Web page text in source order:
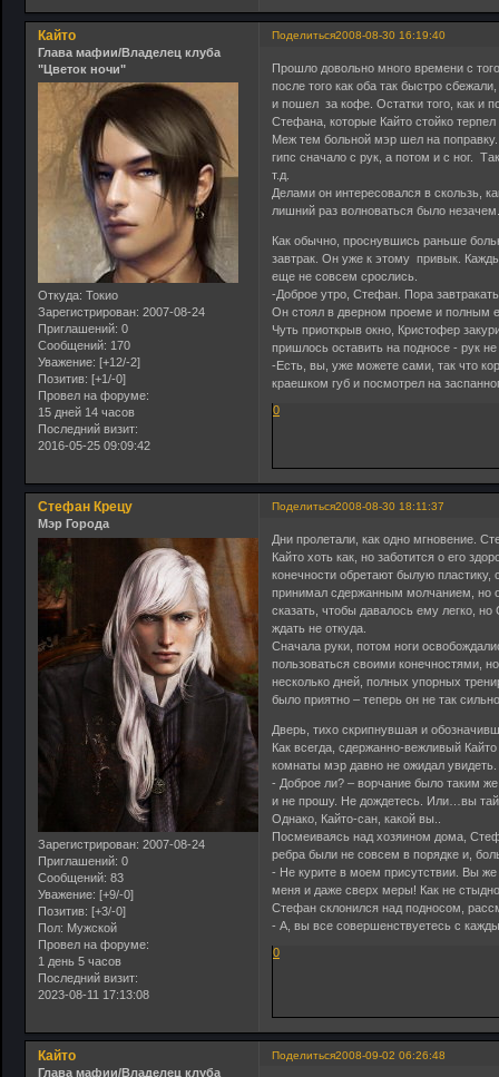
Поделиться2008-08-30 16:19:40
Кайто
Глава мафии/Владелец клуба
"Цветок ночи"
Откуда: Токио
Зарегистрирован: 2007-08-24
Приглашений: 0
Сообщений: 170
Уважение: [+12/-2]
Позитив: [+1/-0]
Провел на форуме:
15 дней 14 часов
Последний визит:
2016-05-25 09:09:42
Прошло довольно много времени с
после того как оба так быстро
и пошел за кофе. Остатки того, как и
Стефана, которые Кайто стойко
Меж тем больной мэр шел на
гипс сначало с рук, а потом и с ног.
т.д.
Делами он интересовался в скользь,
лишний раз волноваться было
Как обычно, проснувшись раньше
завтрак. Он уже к этому привык.
еще не совсем срослись.
-Доброе утро, Стефан. Пора
Он стоял в дверном проеме и полным
Чуть приоткрыв окно, Кристофер
пришлось оставить на подносе - рук не
-Есть, вы, уже можете сами, так что
краешком губ и посмотрел на
0
Поделиться2008-08-30 18:11:37
Стефан Крецу
Мэр Города
Зарегистрирован: 2007-08-24
Приглашений: 0
Сообщений: 83
Уважение: [+9/-0]
Позитив: [+3/-0]
Пол: Мужской
Провел на форуме:
1 день 5 часов
Последний визит:
2023-08-11 17:13:08
Дни пролетали, как одно мгновение.
Кайто хоть как, но заботится о его
конечности обретают былую
принимал сдержанным молчанием, но
сказать, чтобы давалось ему легко,
ждать не откуда.
Сначала руки, потом ноги
пользоваться своими конечностями,
несколько дней, полных упорных
было приятно – теперь он не так
Дверь, тихо скрипнувшая и
Как всегда, сдержанно-вежливый
комнаты мэр давно не ожидал увидеть.
- Доброе ли? – ворчание было таким
и не прошу. Не дождетесь. Или…вы
Однако, Кайто-сан, какой вы..
Посмеиваясь над хозяином дома,
ребра были не совсем в порядке и,
- Не курите в моем присутствии. Вы
меня и даже сверх меры! Как не
Стефан склонился над подносом,
- А, вы все совершенствуетесь с
0
Поделиться2008-09-02 06:26:48
Кайто
Глава мафии/Владелец клуба